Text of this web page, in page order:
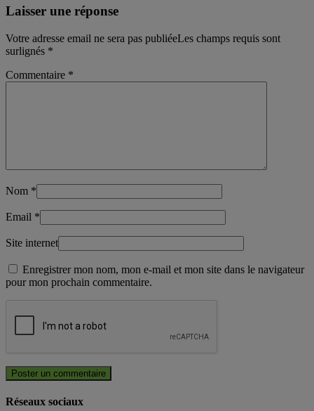
Laisser une réponse
Votre adresse email ne sera pas publiéeLes champs requis sont
surlignés *
Commentaire *
Nom *
Email *
Site internet
Enregistrer mon nom, mon e-mail et mon site dans le navigateur
pour mon prochain commentaire.
Réseaux sociaux